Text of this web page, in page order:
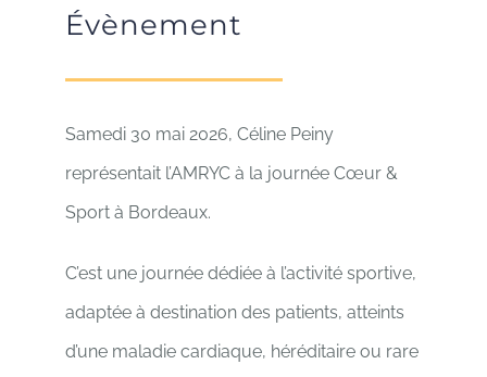
Évènement
Samedi 30 mai 2026, Céline Peiny
représentait l’AMRYC à la journée Cœur &
Sport à Bordeaux.
C’est une journée dédiée à l’activité sportive,
adaptée à destination des patients, atteints
d’une maladie cardiaque, héréditaire ou rare